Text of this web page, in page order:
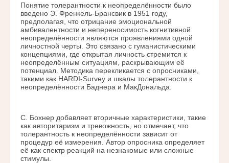
Понятие толерантности к неопределённости было
введено Э. Френкель-Брансвик в 1951 году,
предполагая, что отрицание эмоциональной
амбивалентности и непереносимость когнитивной
неопределённости являются проявлениями одной
личностной черты. Это связано с гуманистическими
концепциями, где открытая личность стремится к
неопределённым ситуациям, раскрывающим её
потенциал. Методика перекликается с опросниками,
такими как HARDI-Survey и шкалы толерантности к
неопределённости Баднера и МакДональда.
С. Бохнер добавляет вторичные характеристики, такие
как авторитаризм и тревожность, но отмечает, что
толерантность к неопределённости зависит от
процедур её измерения. Автор опросника определяет
её как спектр реакций на незнакомые или сложные
стимулы.